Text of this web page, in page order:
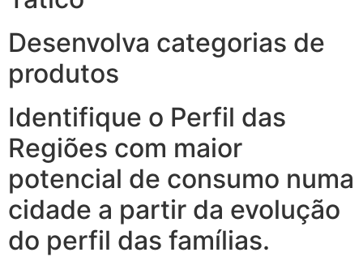
Desenvolva categorias de
produtos
Identifique o Perfil das
Regiões com maior
potencial de consumo numa
cidade a partir da evolução
do perfil das famílias.